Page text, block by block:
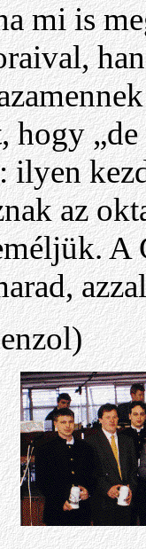
mi is
hogy
ilyen
az
A